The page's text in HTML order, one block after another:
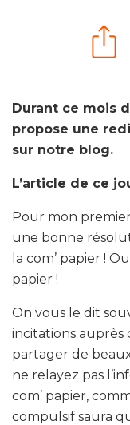
Durant ce mois
propose une
sur notre blog.
L’article de ce
Pour mon
une bonne
la com’ papier !
papier !
On vous le dit
incitations
partager de
ne relayez pas
com’ papier,
compulsif saura